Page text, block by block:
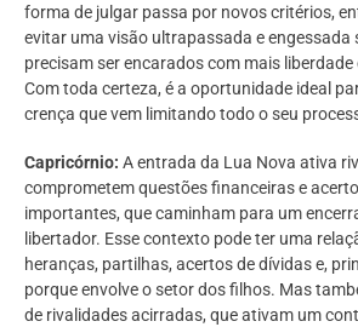
forma de julgar passa por novos critérios,
evitar uma visão ultrapassada e engessada
precisam ser encarados com mais
Com toda certeza, é a oportunidade ideal
crença que vem limitando todo o seu
Capricórnio: A entrada da Lua Nova ativa
comprometem questões financeiras e
importantes, que caminham para um
libertador. Esse contexto pode ter uma
heranças, partilhas, acertos de dívidas e,
porque envolve o setor dos filhos. Mas
de rivalidades acirradas, que ativam um